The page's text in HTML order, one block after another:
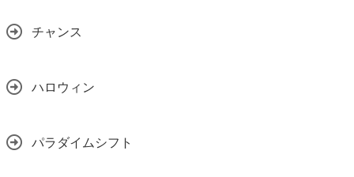
チャンス
ハロウィン
パラダイムシフト